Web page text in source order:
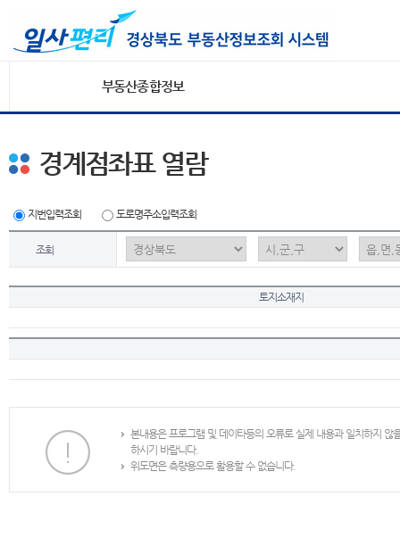
부동산종합정보
경계점좌표 열람
지번입력조회 도로명주소입력조회
조회
토지소재지
본내용은 프로그램 및 데이타등의 오류로 실제 내용과 일치하지
하시기 바랍니다.
위도면은 측량용으로 활용할 수 없습니다.